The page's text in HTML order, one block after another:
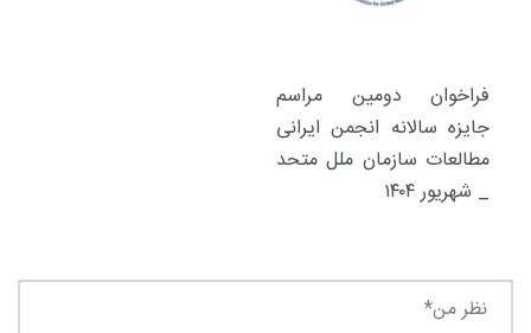
فراخوان دومین مراسم
جایزه سالانه انجمن ایرانی
مطالعات سازمان ملل متحد
_ شهریور ۱۴۰۴